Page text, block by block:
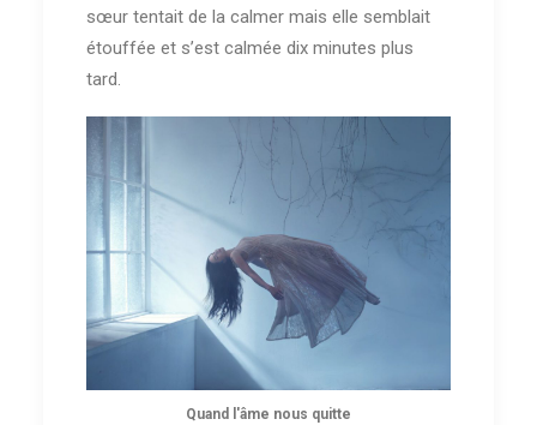
sœur tentait de la calmer mais elle semblait
étouffée et s’est calmée dix minutes plus
tard.
Quand l'âme nous quitte